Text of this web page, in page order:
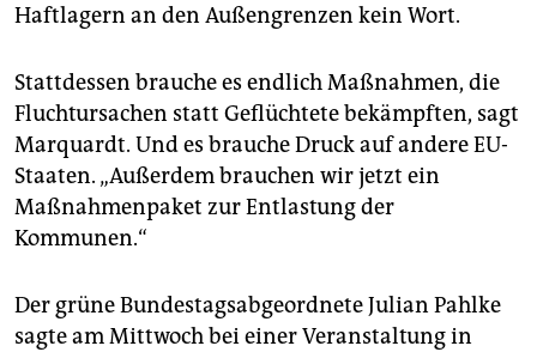
Haftlagern an den Außengrenzen kein Wort.
Stattdessen brauche es endlich Maßnahmen, die
Fluchtursachen statt Geflüchtete bekämpften, sagt
Marquardt. Und es brauche Druck auf andere EU-
Staaten. „Außerdem brauchen wir jetzt ein
Maßnahmenpaket zur Entlastung der
Kommunen.“
Der grüne Bundestagsabgeordnete Julian Pahlke
sagte am Mittwoch bei einer Veranstaltung in